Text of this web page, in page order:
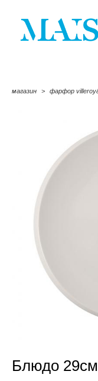
магазин > фарфор
Блюдо